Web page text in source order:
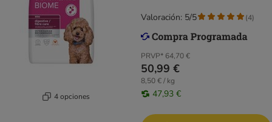
4 opciones
PRVP* 64,70 €
50,99 €
8,50 € / kg
47,93 €
Valoración: 5/5 (4)